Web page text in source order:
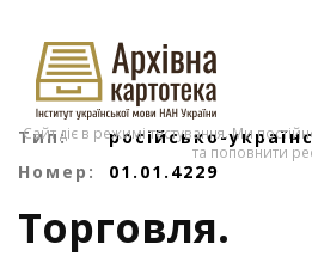
Сайт діє в режимі тестування. Ми
та поповнити
Тип:
російсько-
Номер:
01.01.4229
Торговля.